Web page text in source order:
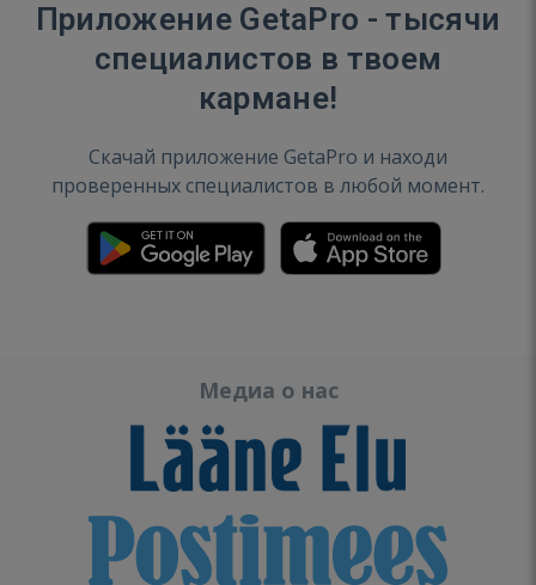
Приложение GetaPro - тысячи
специалистов в твоем
кармане!
Скачай приложение GetaPro и находи
проверенных специалистов в любой момент.
Медиа о нас